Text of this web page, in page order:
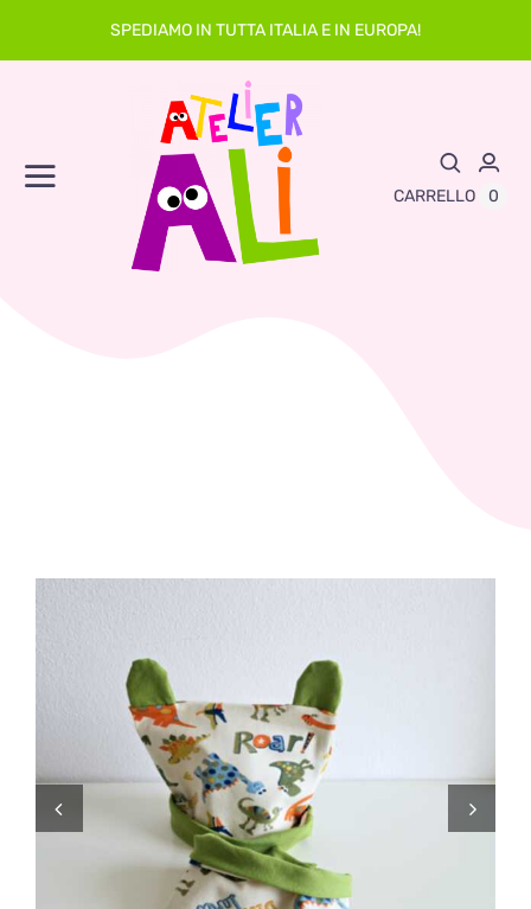
SPEDIAMO IN TUTTA ITALIA E IN EUROPA!
Toggle
Navigation Abbigliamento
Lista Nascita
Blog
Eventi
Spedizioni
CARRELLO 0